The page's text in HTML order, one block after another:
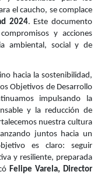
el caucho, se complace
2024. Este documento
y acciones
ambiental, social y de
hacia la sostenibilidad,
Objetivos de Desarrollo
impulsando la
y la reducción de
nuestra cultura
juntos hacia un
es claro: seguir
y resiliente, preparada
Felipe Varela, Director